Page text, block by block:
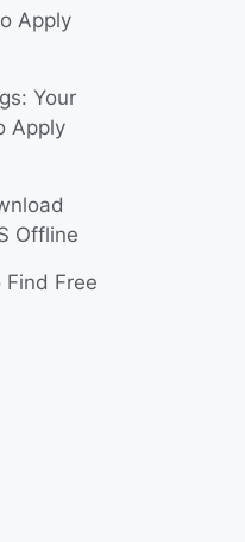
Apply
Your
Apply
Offline
Free